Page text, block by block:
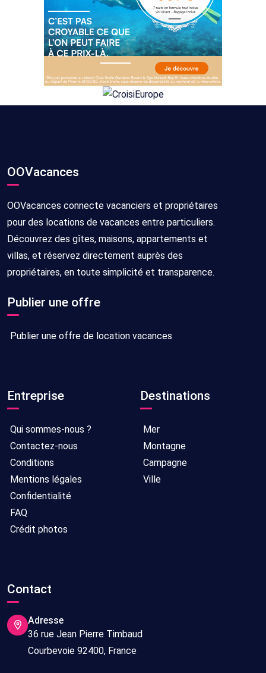
OOVacances
OOVacances connecte vacanciers et propriétaires
pour des locations de vacances entre particuliers.
Découvrez des gîtes, maisons, appartements et
villas, et réservez directement auprès des
propriétaires, en toute simplicité et transparence.
Publier une offre
Publier une offre de location vacances
Entreprise
Qui sommes-nous ?
Contactez-nous
Conditions
Mentions légales
Confidentialité
FAQ
Crédit photos
Destinations
Mer
Montagne
Campagne
Ville
Contact
Adresse
36 rue Jean Pierre Timbaud
Courbevoie 92400, France